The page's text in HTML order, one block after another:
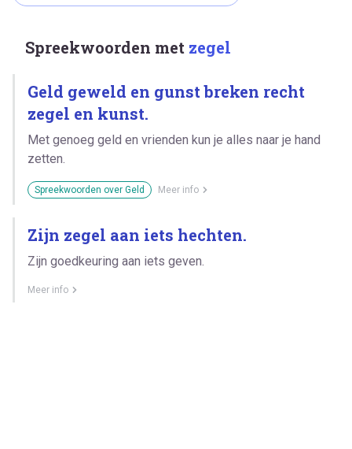
Spreekwoorden met zegel
Geld geweld en gunst breken recht
zegel en kunst.
Met genoeg geld en vrienden kun je alles naar je hand
zetten.
Spreekwoorden over Geld Meer info
Zijn zegel aan iets hechten.
Zijn goedkeuring aan iets geven.
Meer info